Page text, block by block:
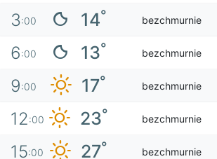
3:00 14° bezchmurnie
6:00 13° bezchmurnie
9:00 17° bezchmurnie
12:00 23° bezchmurnie
15:00 27° bezchmurnie